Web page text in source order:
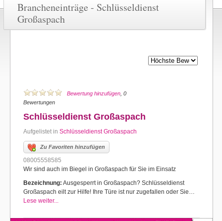
Brancheneinträge - Schlüsseldienst
Großaspach
Bewertung hinzufügen , 0
Bewertungen
Schlüsseldienst Großaspach
Aufgelistet in Schlüsseldienst Großaspach
Zu Favoriten hinzufügen
08005558585
Wir sind auch im Biegel in Großaspach für Sie im Einsatz
Bezeichnung: Ausgesperrt in Großaspach? Schlüsseldienst
Großaspach eilt zur Hilfe! Ihre Türe ist nur zugefallen oder Sie…
Lese weiter...